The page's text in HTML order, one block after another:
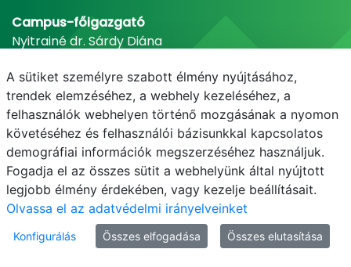
Campus-főigazgató
Nyitrainé dr. Sárdy Diána
E-mail Telefonkönyv NEPTUN
Adatvédelem
A sütiket személyre szabott élmény nyújtásához,
trendek elemzéséhez, a webhely kezeléséhez, a
felhasználók webhelyen történő mozgásának a nyomon
követéséhez és felhasználói bázisunkkal kapcsolatos
demográfiai információk megszerzéséhez használjuk.
Fogadja el az összes sütit a webhelyünk által nyújtott
legjobb élmény érdekében, vagy kezelje beállításait.
Olvassa el az adatvédelmi irányelveinket
Konfigurálás Összes elfogadása Összes elutasítása